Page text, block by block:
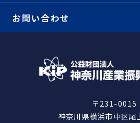
お問い合わせ
〒231-0015
神奈川県横浜市中区